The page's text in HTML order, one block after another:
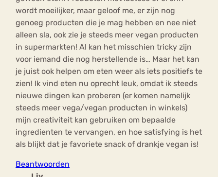
wordt moeilijker, maar geloof me, er zijn nog
genoeg producten die je mag hebben en nee niet
alleen sla, ook zie je steeds meer vegan producten
in supermarkten! Al kan het misschien tricky zijn
voor iemand die nog herstellende is… Maar het kan
je juist ook helpen om eten weer als iets positiefs te
zien! Ik vind eten nu oprecht leuk, omdat ik steeds
nieuwe dingen kan proberen (er komen namelijk
steeds meer vega/vegan producten in winkels)
mijn creativiteit kan gebruiken om bepaalde
ingredienten te vervangen, en hoe satisfying is het
als blijkt dat je favoriete snack of drankje vegan is!
Beantwoorden